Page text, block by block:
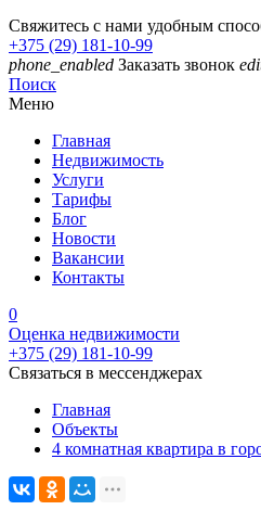
Свяжитесь с нами удобным
+375 (29) 181-10-99
phone_enabled Заказать звонок
Поиск
Меню
Главная
Недвижимость
Услуги
Тарифы
Блог
Новости
Вакансии
Контакты
0
Оценка недвижимости
+375 (29) 181-10-99
Связаться в мессенджерах
Главная
Объекты
4 комнатная квартира в